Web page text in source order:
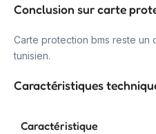
Conclusion sur carte
Carte protection bms reste un
tunisien.
Caractéristiques
Caractéristique